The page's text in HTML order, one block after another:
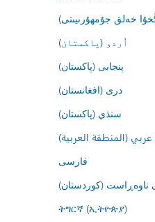
خەلق جۇمھۇرىيىتى)
اُردو (پاکستان)
پنجابی (پاکستان)
درى (افغانستان)
سنڌي (پاکستان)
عربي (المنطقة العربية)
فارسى
ناوەڕاست (کوردستان)
ትግርኛ (ኢትዮጵያ)